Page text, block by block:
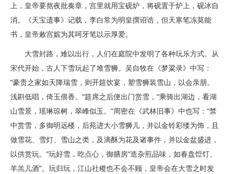
上，皇帝要熬夜批奏章，宫里就用宝砚炉，将砚置于炉上，砚冰自
消。《天宝遗事》记载，李白常为明皇撰诏诰，但天寒笔冻莫能
书，皇帝敕宫嫔为其呵牙笔以示厚爱。
大雪封路，难以出行，人们在庭院中发明了各种玩乐方式。从
宋代开始，古人下雪玩起了堆雪狮。吴自牧在《梦粱录》中写：
“豪贵之家如天降瑞雪，则开筵饮宴，塑雪狮装雪山，以会亲朋。
浅斟低唱，倚玉偎香。”筵席之后便出门赏雪，“乘骑出湖边，看湖
山雪景，瑶琳琼树，翠峰似玉。”周密在《武林旧事》中也写：“禁
中赏雪，多御明远楼，后苑进大小雪狮儿，并以金铃彩缕为饰，且
做雪花、雪灯、雪山之类，及滴酥为花及诸事件，并以金盆盛进，
以供赏玩。”玩好雪，吃点心，御膳房“造杂煎品味，如春盘饾饤、
羊羔儿酒”。玩归玩，江山社稷也不会不顾，皇帝会在大雪之时发